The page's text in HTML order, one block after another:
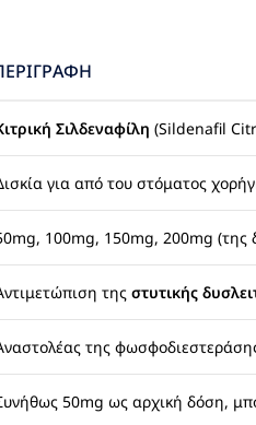
Σιλδεναφίλη (Sildenafil
για από του στόματος
100mg, 150mg, 200mg (της
της στυτικής
της
50mg ως αρχική δόση,